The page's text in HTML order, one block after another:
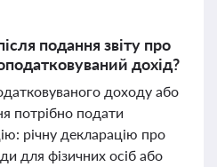
подання звіту про
дохід?
доходу або
потрібно подати
річну декларацію про
для фізичних осіб або